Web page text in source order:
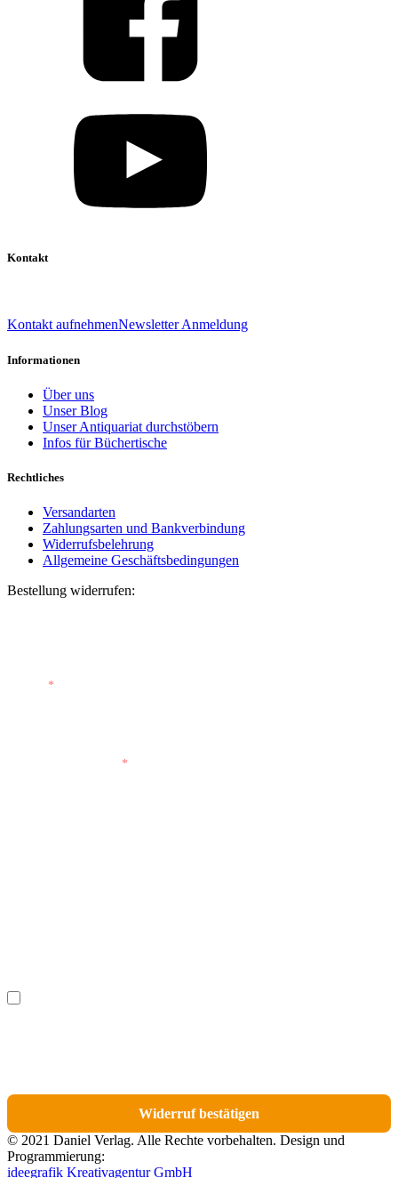
Kontakt
Kontakt aufnehmenNewsletter Anmeldung
Informationen
Über uns
Unser Blog
Unser Antiquariat durchstöbern
Infos für Büchertische
Rechtliches
Versandarten
Zahlungsarten und Bankverbindung
Widerrufsbelehrung
Allgemeine Geschäftsbedingungen
Bestellung widerrufen:
*
*
Ich möchte bestimmte Positionen für den Widerruf
Widerruf bestätigen
© 2021 Daniel Verlag. Alle Rechte vorbehalten. Design und
Programmierung:
ideegrafik Kreativagentur GmbH